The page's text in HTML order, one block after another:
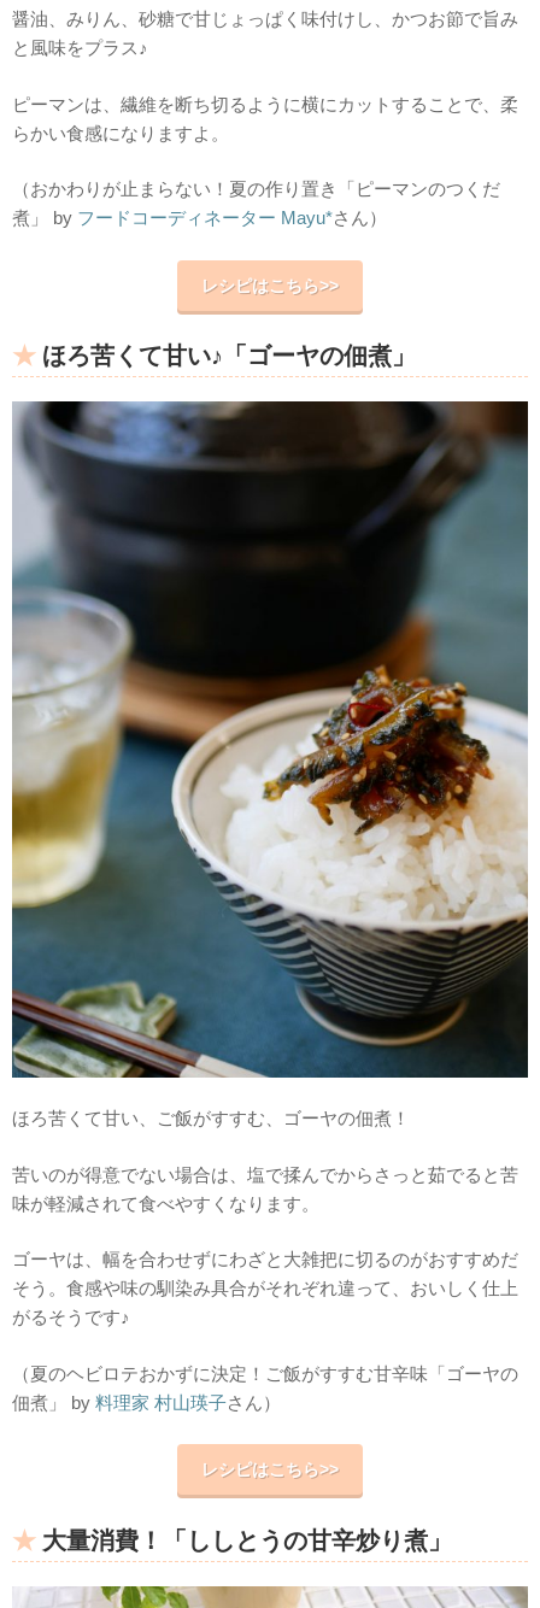
醤油、みりん、砂糖で甘じょっぱく味付けし、かつお節で旨み
と風味をプラス♪
ピーマンは、繊維を断ち切るように横にカットすることで、柔
らかい食感になりますよ。
（おかわりが止まらない！夏の作り置き「ピーマンのつくだ
煮」 by フードコーディネーター Mayu*さん）
レシピはこちら>>
ほろ苦くて甘い♪「ゴーヤの佃煮」
ほろ苦くて甘い、ご飯がすすむ、ゴーヤの佃煮！
苦いのが得意でない場合は、塩で揉んでからさっと茹でると苦
味が軽減されて食べやすくなります。
ゴーヤは、幅を合わせずにわざと大雑把に切るのがおすすめだ
そう。食感や味の馴染み具合がそれぞれ違って、おいしく仕上
がるそうです♪
（夏のヘビロテおかずに決定！ご飯がすすむ甘辛味「ゴーヤの
佃煮」 by 料理家 村山瑛子さん）
レシピはこちら>>
大量消費！「ししとうの甘辛炒り煮」